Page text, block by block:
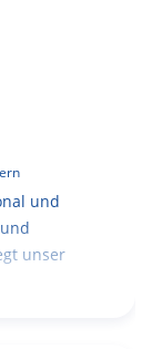
und
unser